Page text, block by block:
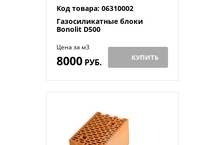
Код товара: 06310002
Газосиликатные блоки
Bonolit D500
Цена за м3
8000РУБ. КУПИТЬ